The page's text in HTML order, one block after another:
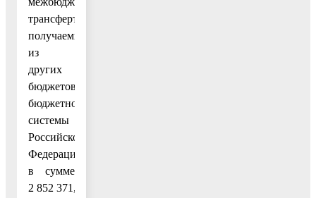
трансфертов,
получаемых
из
других
бюджетов
бюджетной
системы
Российской
Федерации,
в сумме
2 852 371,3